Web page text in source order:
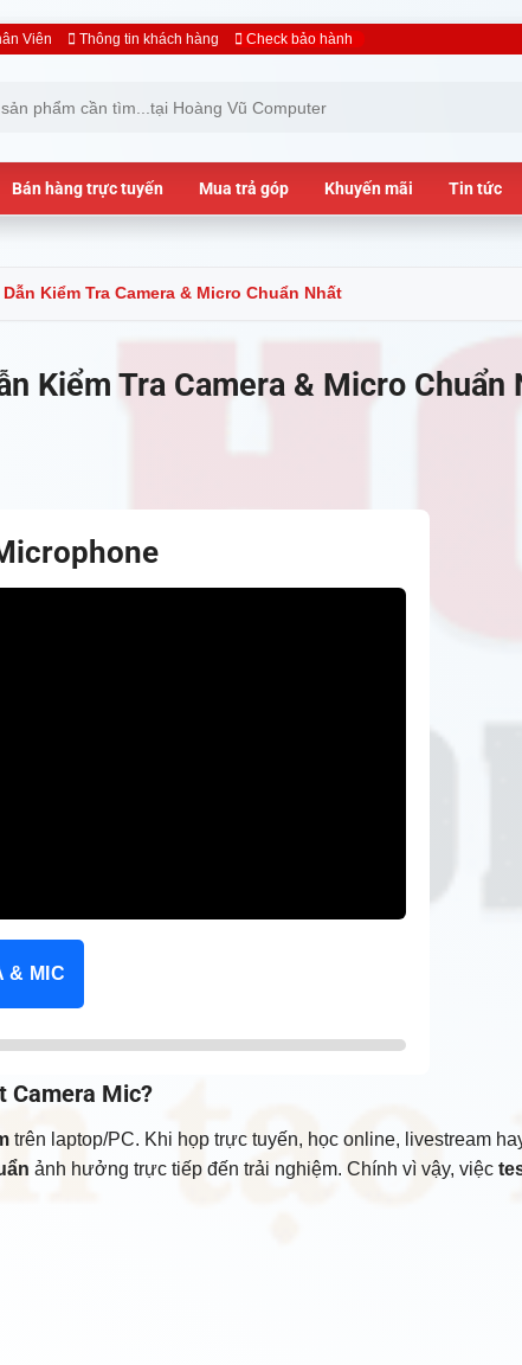
Viên Thông tin khách hàng Check bảo hành
Bán hàng trực tuyến Mua trả góp Khuyến mãi Tin tức
Kiểm Tra Camera & Micro Chuẩn Nhất
Kiểm Tra Camera & Micro Chuẩn
& MIC
Camera Mic?
trên laptop/PC. Khi họp trực tuyến, học online, livestream
ảnh hưởng trực tiếp đến trải nghiệm. Chính vì vậy, việc